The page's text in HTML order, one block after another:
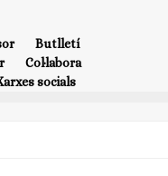
Butlletí
Col·labora
socials